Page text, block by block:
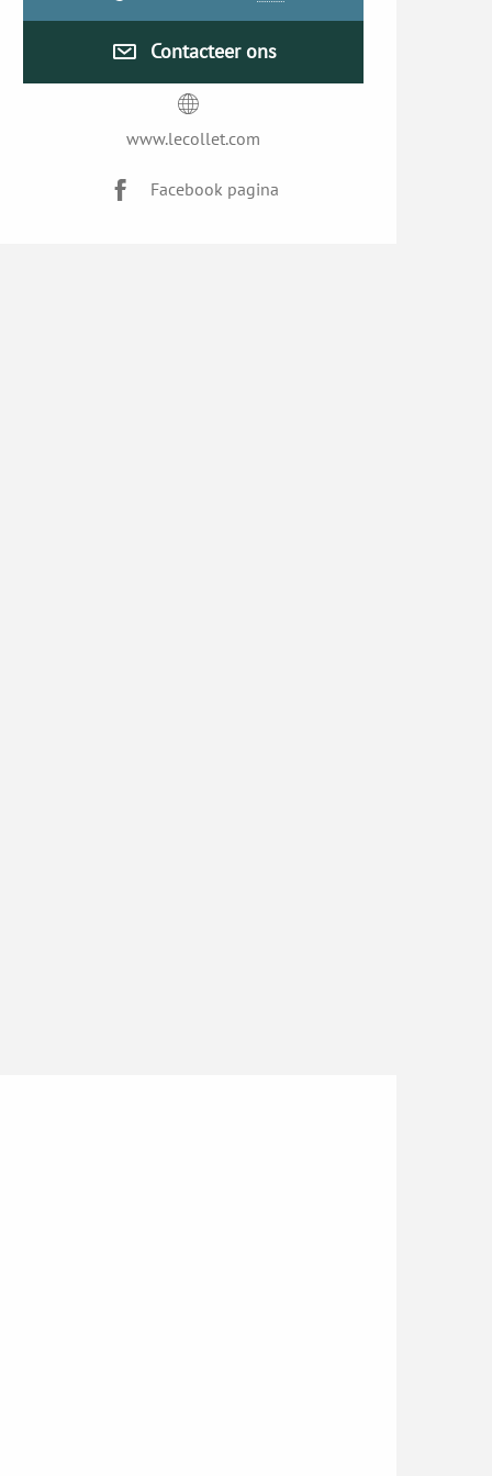
Contacteer ons
www.lecollet.com
Facebook pagina